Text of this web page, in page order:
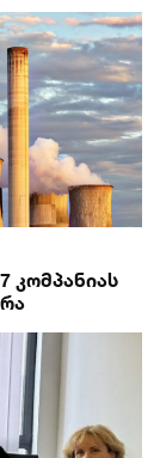
კომპანიას